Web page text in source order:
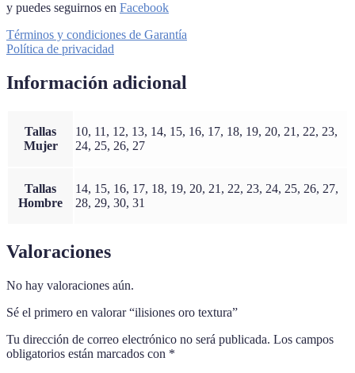
y puedes seguirnos en Facebook
Términos y condiciones de Garantía
Política de privacidad
Información adicional
Tallas
Mujer
10, 11, 12, 13, 14, 15, 16, 17, 18, 19, 20, 21, 22, 23,
24, 25, 26, 27
Tallas
Hombre
14, 15, 16, 17, 18, 19, 20, 21, 22, 23, 24, 25, 26, 27,
28, 29, 30, 31
Valoraciones
No hay valoraciones aún.
Sé el primero en valorar “ilisiones oro textura”
Tu dirección de correo electrónico no será publicada. Los campos
obligatorios están marcados con *